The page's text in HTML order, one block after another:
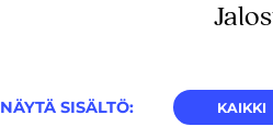
NÄYTÄ SISÄLTÖ: KAIKKI